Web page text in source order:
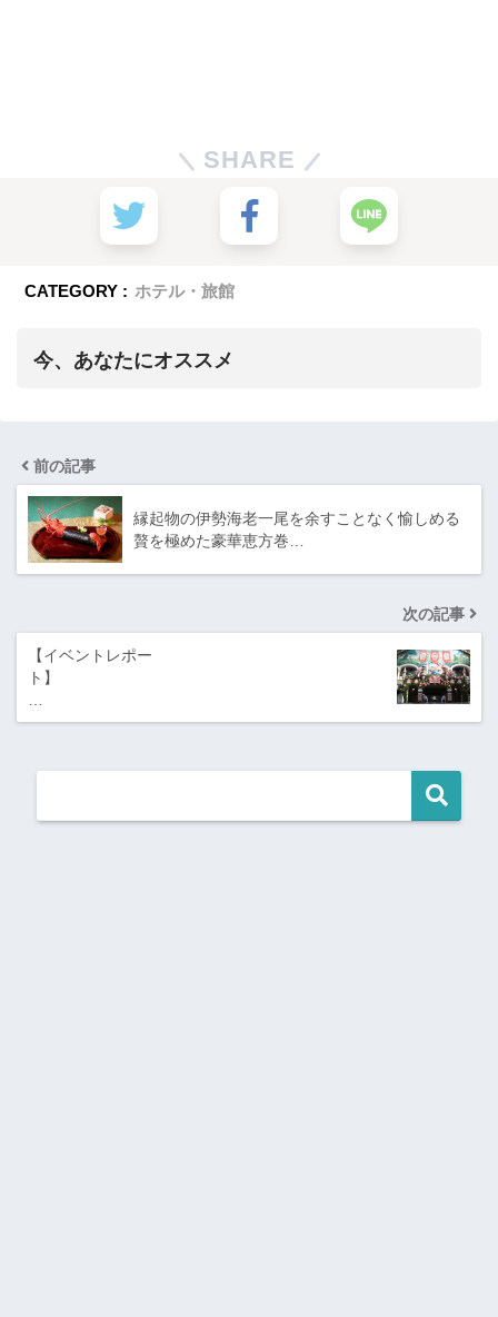
SHARE
CATEGORY : ホテル・旅館
今、あなたにオススメ
前の記事
縁起物の伊勢海老一尾を余すことなく愉しめる
贅を極めた豪華恵方巻…
次の記事
【イベントレポー
ト】